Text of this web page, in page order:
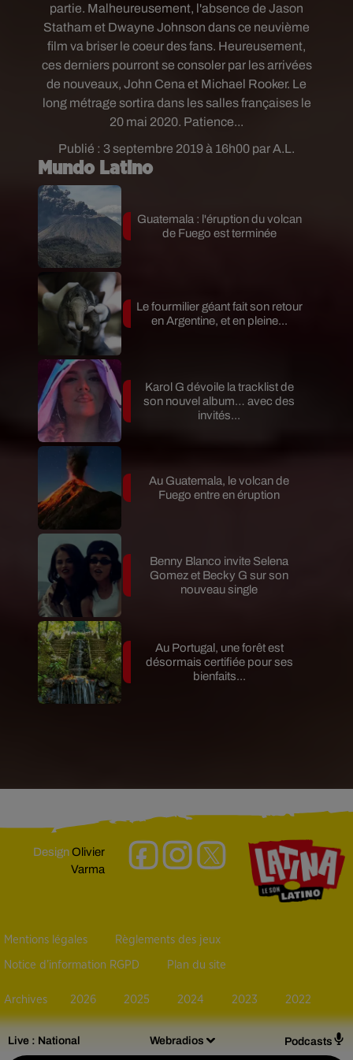
Live : National Webradios Podcasts
Publié : 3 septembre 2019 à 16h00 par A.L.
partie. Malheureusement, l'absence de Jason
Statham et Dwayne Johnson dans ce neuvième
film va briser le coeur des fans. Heureusement,
ces derniers pourront se consoler par les arrivées
de nouveaux, John Cena et Michael Rooker. Le
long métrage sortira dans les salles françaises le
20 mai 2020. Patience...
Mundo Latino
Guatemala : l'éruption du volcan
de Fuego est terminée
Le fourmilier géant fait son retour
en Argentine, et en pleine...
Karol G dévoile la tracklist de
son nouvel album… avec des
invités...
Au Guatemala, le volcan de
Fuego entre en éruption
Benny Blanco invite Selena
Gomez et Becky G sur son
nouveau single
Au Portugal, une forêt est
désormais certifiée pour ses
bienfaits...
DesignOlivier
Varma
Mentions légales Règlements des jeux
Notice d’information RGPD Plan du site
Archives 2026 2025 2024 2023 2022